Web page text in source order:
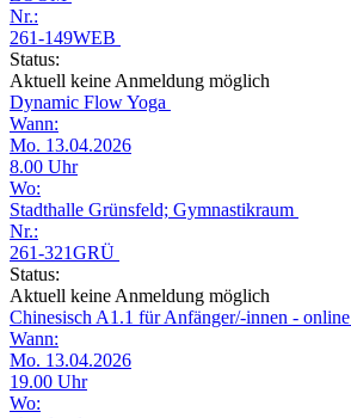
Nr.:
261-149WEB
Status:
Aktuell keine Anmeldung möglich
Dynamic Flow Yoga
Wann:
Mo. 13.04.2026
8.00 Uhr
Wo:
Stadthalle Grünsfeld; Gymnastikraum
Nr.:
261-321GRÜ
Status:
Aktuell keine Anmeldung möglich
Chinesisch A1.1 für Anfänger/-innen - online
Wann:
Mo. 13.04.2026
19.00 Uhr
Wo: